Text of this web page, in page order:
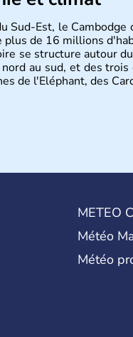
Sud-Est, le
plus de 16 millions
se structure autour
au sud, et des
de l'Eléphant, des
METEO
Météo
Météo